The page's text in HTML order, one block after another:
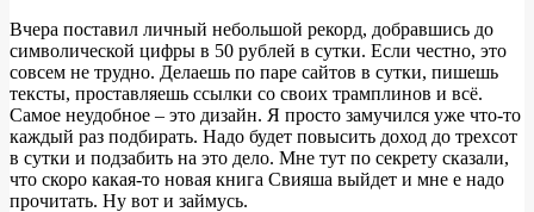
Вчера поставил личный небольшой рекорд, добравшись до
символической цифры в 50 рублей в сутки. Если честно, это
совсем не трудно. Делаешь по паре сайтов в сутки, пишешь
тексты, проставляешь ссылки со своих трамплинов и всё.
Самое неудобное – это дизайн. Я просто замучился уже что-то
каждый раз подбирать. Надо будет повысить доход до трехсот
в сутки и подзабить на это дело. Мне тут по секрету сказали,
что скоро какая-то новая книга Свияша выйдет и мне е надо
прочитать. Ну вот и займусь.